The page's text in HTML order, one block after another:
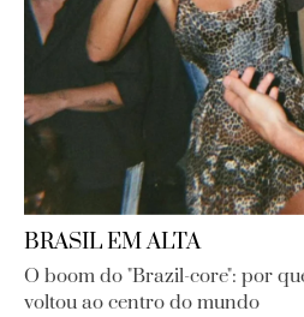
BRASIL EM ALTA
O boom do "Brazil-core": por
voltou ao centro do mundo